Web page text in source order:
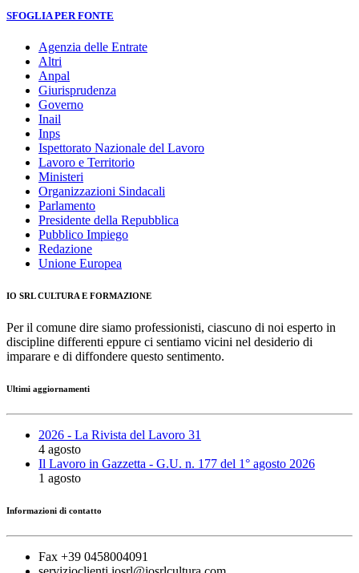
SFOGLIA PER FONTE
Agenzia delle Entrate
Altri
Anpal
Giurisprudenza
Governo
Inail
Inps
Ispettorato Nazionale del Lavoro
Lavoro e Territorio
Ministeri
Organizzazioni Sindacali
Parlamento
Presidente della Repubblica
Pubblico Impiego
Redazione
Unione Europea
IO SRL CULTURA E FORMAZIONE
Per il comune dire siamo professionisti, ciascuno di noi esperto in
discipline differenti eppure ci sentiamo vicini nel desiderio di
imparare e di diffondere questo sentimento.
Ultimi aggiornamenti
2026 - La Rivista del Lavoro 31
4 agosto
Il Lavoro in Gazzetta - G.U. n. 177 del 1° agosto 2026
1 agosto
Informazioni di contatto
Fax +39 0458004091